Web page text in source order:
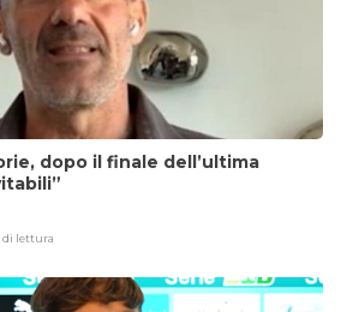
dopo il finale dell’ultima
di lettura